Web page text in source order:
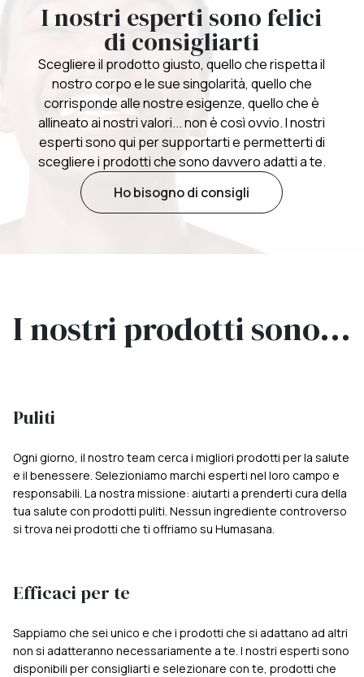
I nostri esperti sono felici
di consigliarti
Scegliere il prodotto giusto, quello che rispetta il
nostro corpo e le sue singolarità, quello che
corrisponde alle nostre esigenze, quello che è
allineato ai nostri valori... non è così ovvio. I nostri
esperti sono qui per supportarti e permetterti di
scegliere i prodotti che sono davvero adatti a te.
Ho bisogno di consigli
I nostri prodotti sono...
Puliti
Ogni giorno, il nostro team cerca i migliori prodotti per la salute
e il benessere. Selezioniamo marchi esperti nel loro campo e
responsabili. La nostra missione: aiutarti a prenderti cura della
tua salute con prodotti puliti. Nessun ingrediente controverso
si trova nei prodotti che ti offriamo su Humasana.
Efficaci per te
Sappiamo che sei unico e che i prodotti che si adattano ad altri
non si adatteranno necessariamente a te. I nostri esperti sono
disponibili per consigliarti e selezionare con te, prodotti che